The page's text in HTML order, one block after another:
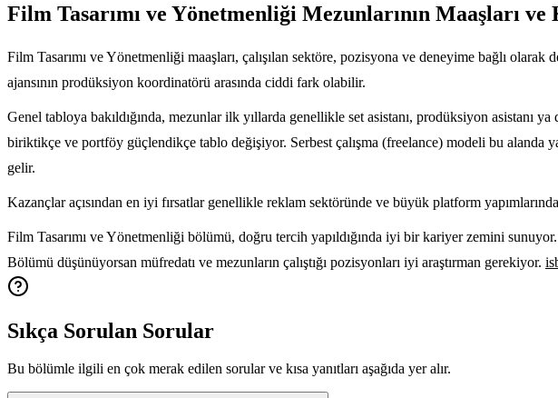
Film Tasarımı ve Yönetmenliği Mezunlarının Maaşları
Film Tasarımı ve Yönetmenliği maaşları, çalışılan sektöre, pozisyona ve deneyime bağlı
ajansının prodüksiyon koordinatörü arasında ciddi fark olabilir.
Genel tabloya bakıldığında, mezunlar ilk yıllarda genellikle set asistanı, prodüksiyon asistanı
biriktikçe ve portföy güçlendikçe tablo değişiyor. Serbest çalışma (freelance) modeli bu alanda
gelir.
Kazançlar açısından en iyi fırsatlar genellikle reklam sektöründe ve büyük platform
Film Tasarımı ve Yönetmenliği bölümü, doğru tercih yapıldığında iyi bir kariyer zemini
Bölümü düşünüyorsan müfredatı ve mezunların çalıştığı pozisyonları iyi araştırman gerekiyor.
Sıkça Sorulan Sorular
Bu bölümle ilgili en çok merak edilen sorular ve kısa yanıtları aşağıda yer alır.